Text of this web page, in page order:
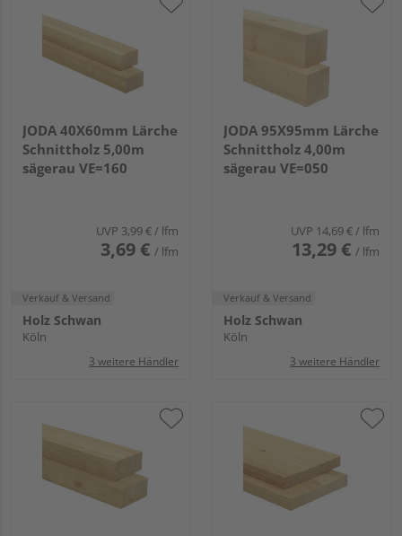
JODA 40X60mm Lärche
Schnittholz 5,00m
sägerau VE=160
UVP 3,99 €/ lfm
3,69 € / lfm
Verkauf & Versand
Holz Schwan
Köln
3 weitere Händler
JODA 95X95mm Lärche
Schnittholz 4,00m
sägerau VE=050
UVP 14,69 €/ lfm
13,29 € / lfm
Verkauf & Versand
Holz Schwan
Köln
3 weitere Händler